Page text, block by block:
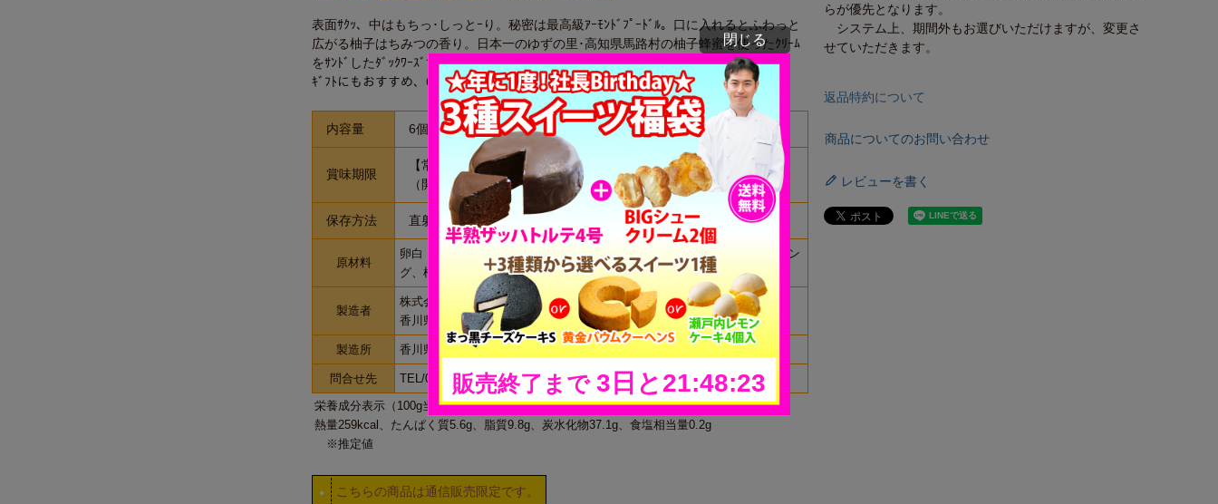
表面ｻｸｯ、中はもちっ･しっとｰり。秘密は最高級ｱｰﾓﾝﾄﾞﾌﾟｰﾄﾞﾙ。口に入れるとふわっと
広がる柚子はちみつの香り。日本一のゆずの里･高知県馬路村の柚子蜂蜜を使ったｸﾘｰﾑ
をｻﾝﾄﾞしたﾀﾞｯｸﾜｰｽﾞです。
ｷﾞﾌﾄにもおすすめ、6個箱入です。
内容量 6個
賞味期限
【常温便】発送日含む30日間
（開封後はお早めにお召し上がり下さい）
保存方法 直射日光を避け、冷暗所保存
原材料
卵白（国産）、アーモンドプードル、砂糖、小麦粉、バター、ショートニン
グ、柚子入り蜂蜜、（一部に卵・乳成分・小麦粉・アーモンドを含む）
製造者
株式会社ちきりや
香川県高松市丸亀町4-7
製造所 香川県高松市香川町大野1728-30
問合せ先
TEL/087-816-3200
栄養成分表示（100g当たり）
熱量259kcal、たんぱく質5.6g、脂質9.8g、炭水化物37.1g、食塩相当量0.2g
※推定値
● こちらの商品は通信販売限定です。
らが優先となります。
システム上、期間外もお選びいただけますが、変更さ
せていただきます。
返品特約について
商品についてのお問い合わせ
レビューを書く
閉じる